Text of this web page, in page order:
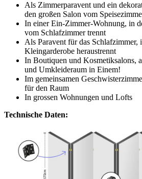
Als Zimmerparavent und ein
den großen Salon vom
In einer Ein-Zimmer-Wohnung, in
vom Schlafzimmer trennt
Als Paravent für das Schlafzimmer,
Kleingarderobe heraustrennt
In Boutiquen und Kosmetiksalons,
und Umkleideraum in Einem!
Im gemeinsamen
für den Raum
In grossen Wohnungen und Lofts
Technische Daten: